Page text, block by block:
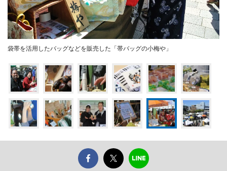
袋帯を活用したバッグなどを販売した「帯バッグの小梅や」